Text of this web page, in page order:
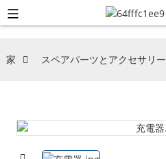
家 スペアパーツとアクセサリー